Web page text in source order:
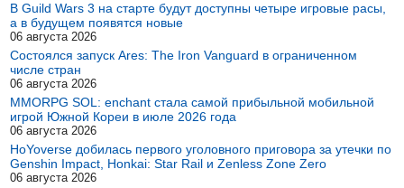
В Guild Wars 3 на старте будут доступны четыре игровые расы,
а в будущем появятся новые
06 августа 2026
Состоялся запуск Ares: The Iron Vanguard в ограниченном
числе стран
06 августа 2026
MMORPG SOL: enchant стала самой прибыльной мобильной
игрой Южной Кореи в июле 2026 года
06 августа 2026
HoYoverse добилась первого уголовного приговора за утечки по
Genshin Impact, Honkai: Star Rail и Zenless Zone Zero
06 августа 2026